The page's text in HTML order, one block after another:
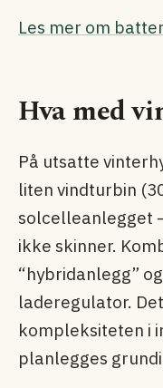
Les mer om
Hva med
På utsatte
liten vindturbin
solcelleanlegget
ikke skinner.
“hybridanlegg”
laderegulator.
kompleksiteten i
planlegges